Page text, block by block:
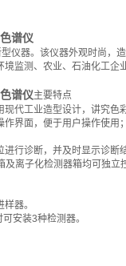
谱仪
仪器。该仪器外观时尚，
监测、农业、石油化工
谱仪主要特点
代工业造型设计，讲究
界面，便于用户操作使
进行诊断，并及时显示诊断
及离子化检测器箱均可独立
器。
安装3种检测器。